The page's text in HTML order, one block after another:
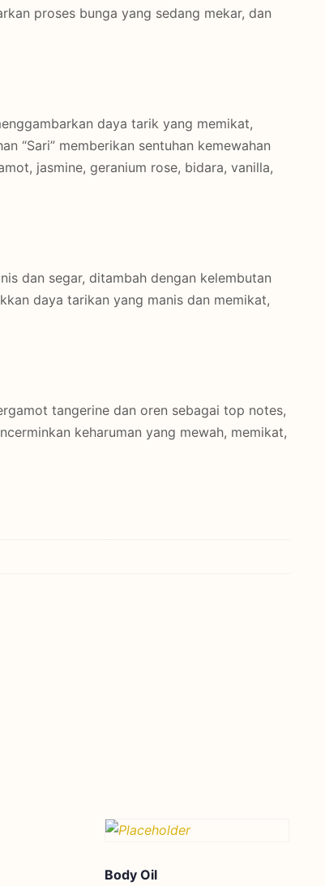
proses bunga yang sedang mekar, dan
daya tarik yang memikat,
“Sari” memberikan sentuhan kemewahan
jasmine, geranium rose, bidara, vanilla,
dan segar, ditambah dengan kelembutan
daya tarikan yang manis dan memikat,
tangerine dan oren sebagai top notes,
keharuman yang mewah, memikat,
Body Oil